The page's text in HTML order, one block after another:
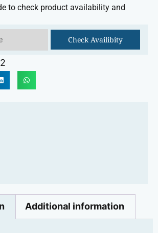
to check product availability and
Check Availibity
Additional information